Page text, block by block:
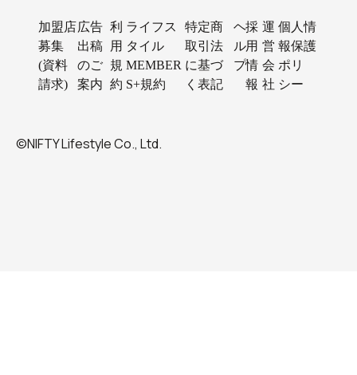
加盟店
募集
(資料
請求)
広告
出稿
のご
案内
利
用
規
約
ライフス
タイル
MEMBER
S+規約
特定商
取引法
に基づ
く表記
ヘ
ル
プ
採
用
情
報
運
営
会
社
個人情
報保護
ポリ
シー
©NIFTY Lifestyle Co., Ltd.